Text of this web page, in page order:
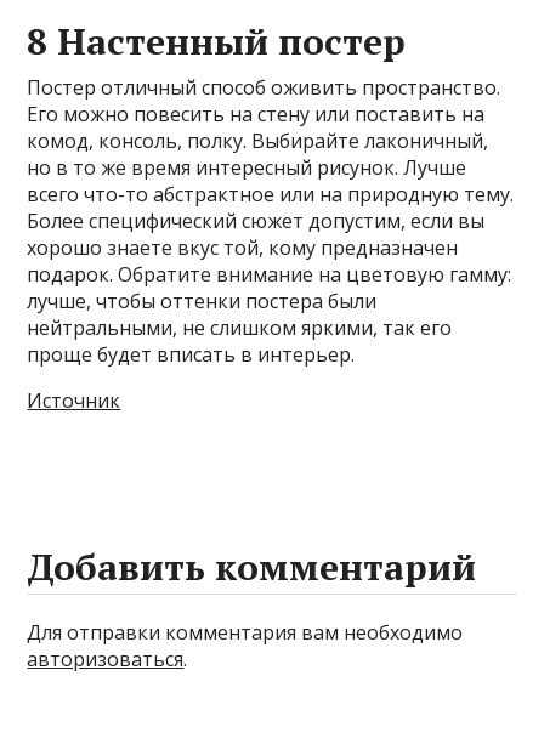
8 Настенный постер
Постер отличный способ оживить пространство.
Его можно повесить на стену или поставить на
комод, консоль, полку. Выбирайте лаконичный,
но в то же время интересный рисунок. Лучше
всего что-то абстрактное или на природную тему.
Более специфический сюжет допустим, если вы
хорошо знаете вкус той, кому предназначен
подарок. Обратите внимание на цветовую гамму:
лучше, чтобы оттенки постера были
нейтральными, не слишком яркими, так его
проще будет вписать в интерьер.
Источник
Добавить комментарий
Для отправки комментария вам необходимо
авторизоваться.